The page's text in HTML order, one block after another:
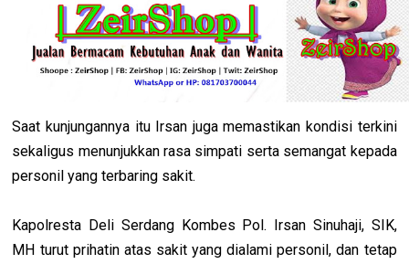
Saat kunjungannya itu Irsan juga memastikan kondisi terkini
sekaligus menunjukkan rasa simpati serta semangat kepada
personil yang terbaring sakit.
Kapolresta Deli Serdang Kombes Pol. Irsan Sinuhaji, SIK,
MH turut prihatin atas sakit yang dialami personil, dan tetap